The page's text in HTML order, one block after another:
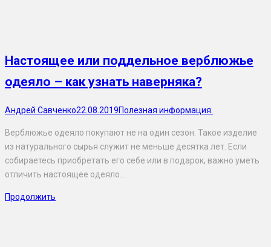
Настоящее или поддельное верблюжье
одеяло – как узнать наверняка?
Андрей Савченко22.08.2019Полезная информация.
Верблюжье одеяло покупают не на один сезон. Такое изделие
из натурального сырья служит не меньше десятка лет. Если
собираетесь приобретать его себе или в подарок, важно уметь
отличить настоящее одеяло…
Продолжить